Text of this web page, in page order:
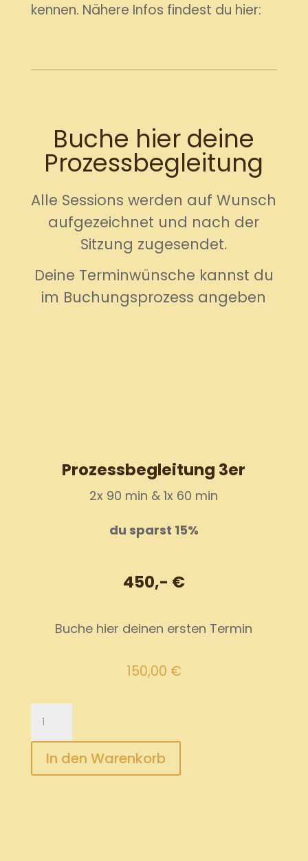
kennen. Nähere Infos findest du hier:
Buche hier deine
Prozessbegleitung
Alle Sessions werden auf Wunsch
aufgezeichnet und nach der
Sitzung zugesendet.
Deine Terminwünsche kannst du
im Buchungsprozess angeben
Prozessbegleitung 3er
2x 90 min & 1x 60 min
du sparst 15%
450,- €
Buche hier deinen ersten Termin
150,00 €
Prozessbegleitung
(450,-
€):
In den Warenkorb